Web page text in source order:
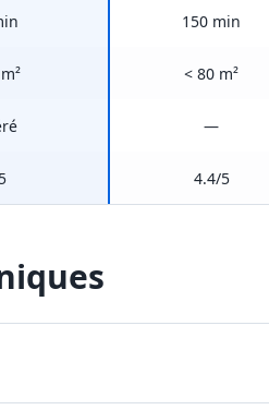
150 min
< 80 m²
—
4.4/5